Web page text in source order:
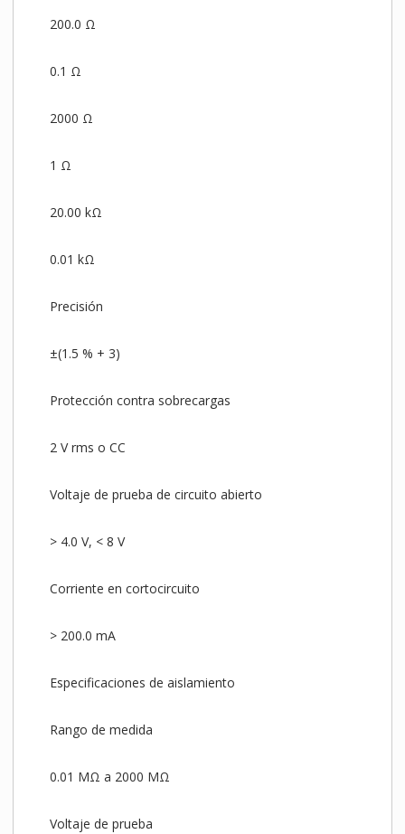
200.0 Ω
0.1 Ω
2000 Ω
1 Ω
20.00 kΩ
0.01 kΩ
Precisión
±(1.5 % + 3)
Protección contra sobrecargas
2 V rms o CC
Voltaje de prueba de circuito abierto
> 4.0 V, < 8 V
Corriente en cortocircuito
> 200.0 mA
Especificaciones de aislamiento
Rango de medida
0.01 MΩ a 2000 MΩ
Voltaje de prueba